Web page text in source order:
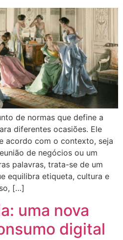
de normas que define a
diferentes ocasiões. Ele
acordo com o contexto, seja
de negócios ou um
palavras, trata-se de um
equilibra etiqueta, cultura e
[…]
uma nova
digital